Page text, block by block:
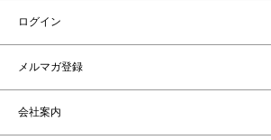
ログイン
メルマガ登録
会社案内